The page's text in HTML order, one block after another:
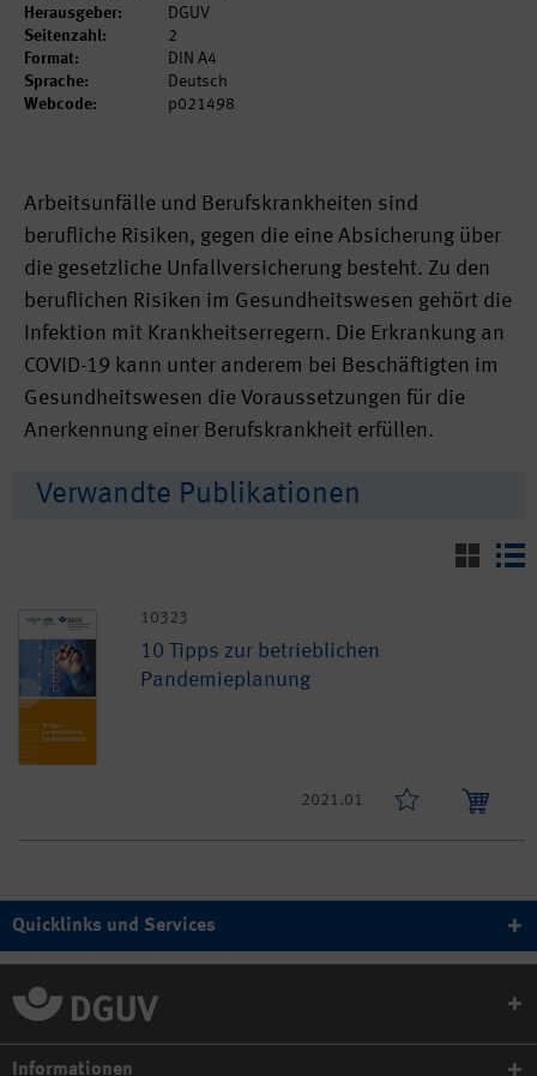
Herausgeber:
DGUV
Seitenzahl:
2
Format:
DIN A4
Sprache:
Deutsch
Webcode:
p021498
Arbeitsunfälle und Berufskrankheiten sind
berufliche Risiken, gegen die eine Absicherung über
die gesetzliche Unfallversicherung besteht. Zu den
beruflichen Risiken im Gesundheitswesen gehört die
Infektion mit Krankheitserregern. Die Erkrankung an
COVID-19 kann unter anderem bei Beschäftigten im
Gesundheitswesen die Voraussetzungen für die
Anerkennung einer Berufskrankheit erfüllen.
Verwandte Publikationen
10323
10 Tipps zur betrieblichen
Pandemieplanung
2021.01
Quicklinks und Services
Informationen